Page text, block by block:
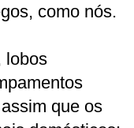
como nós.
lobos
que os